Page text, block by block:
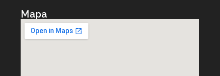
Mapa